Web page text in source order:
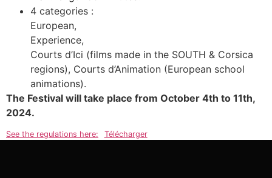
4 categories :
European,
Experience,
Courts d’Ici (films made in the SOUTH & Corsica
regions), Courts d’Animation (European school
animations).
The Festival will take place from October 4th to 11th,
2024.
See the regulations here: Télécharger